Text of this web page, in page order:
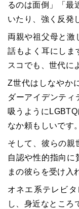
るのは面倒」「最
いたり、強く反発
両親や祖父母と激
話もよく耳にしま
スコでも、世代に
Z世代はしなやか
ダーアイデンティ
吸うように
なか頼もしいです。
そして、彼らの親
自認や性的指向に
まの彼らを受け入
オネエ系テレビ
し、身近なところ